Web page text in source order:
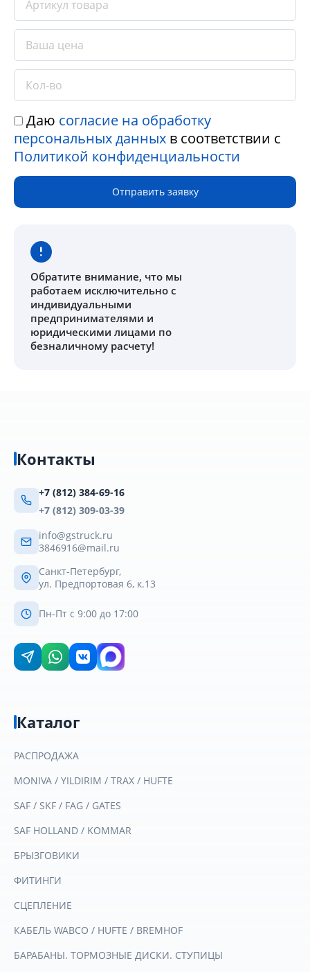
Даю согласие на обработку
персональных данных в соответствии с
Политикой конфиденциальности
Отправить заявку
Обратите внимание, что мы
работаем исключительно с
индивидуальными
предпринимателями и
юридическими лицами по
безналичному расчету!
Контакты
+7 (812) 384-69-16
+7 (812) 309-03-39
info@gstruck.ru
3846916@mail.ru
Санкт-Петербург,
ул. Предпортовая 6, к.13
Пн-Пт с 9:00 до 17:00
Каталог
РАСПРОДАЖА
MONIVA / YILDIRIM / TRAX / HUFTE
SAF / SKF / FAG / GATES
SAF HOLLAND / KOMMAR
БРЫЗГОВИКИ
ФИТИНГИ
СЦЕПЛЕНИЕ
КАБЕЛЬ WABCO / HUFTE / BREMHOF
БАРАБАНЫ. ТОРМОЗНЫЕ ДИСКИ. СТУПИЦЫ